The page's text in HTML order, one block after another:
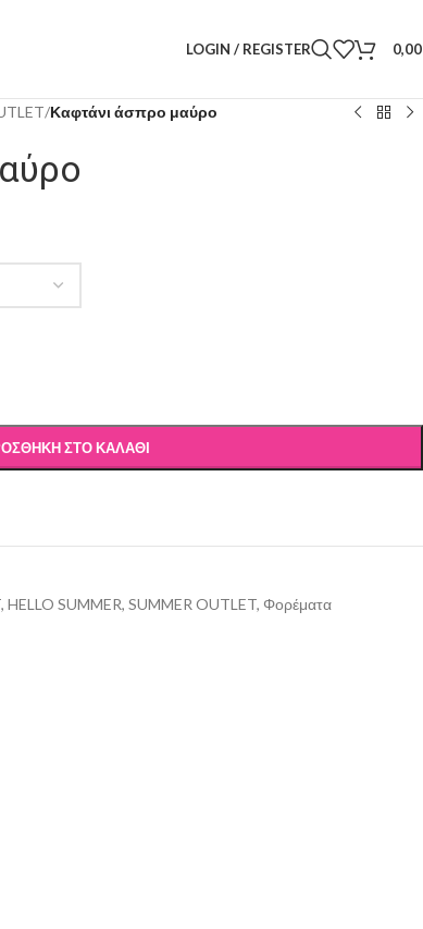
LOGIN / REGISTER
/Καφτάνι άσπρο μαύρο
ΣΤΟ ΚΑΛΆΘΙ
, HELLO SUMMER, SUMMER OUTLET, Φορέματα